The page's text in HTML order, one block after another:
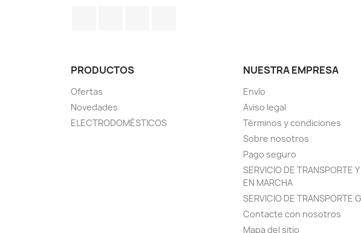
PRODUCTOS
Ofertas
Novedades
ELECTRODOMÉSTICOS
NUESTRA EMPRESA
Envío
Aviso legal
Términos y condiciones
Sobre nosotros
Pago seguro
SERVICIO DE TRANSPORTE
EN MARCHA
SERVICIO DE TRANSPORTE
Contacte con nosotros
Mapa del sitio